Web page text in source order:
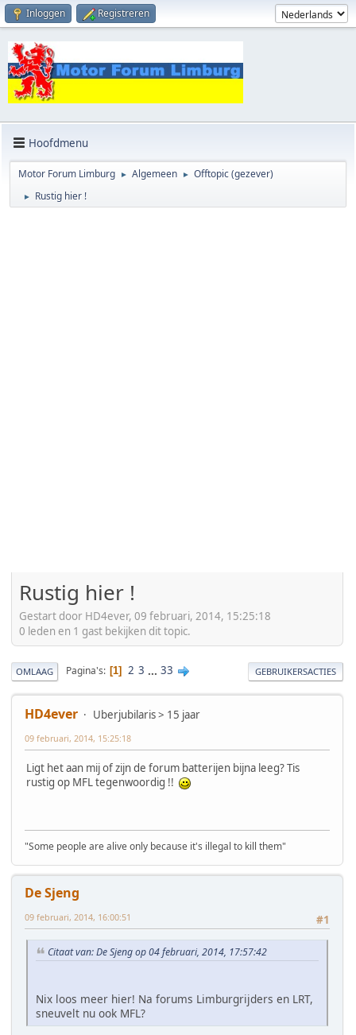
Inloggen Registreren
Hoofdmenu
Motor Forum Limburg ► Algemeen ► Offtopic (gezever)
► Rustig hier !
Rustig hier !
Gestart door HD4ever, 09 februari, 2014, 15:25:18
0 leden en 1 gast bekijken dit topic.
OMLAAG Pagina's 1 2 3 ... 33 GEBRUIKERSACTIES
HD4ever Uberjubilaris > 15 jaar
09 februari, 2014, 15:25:18
Ligt het aan mij of zijn de forum batterijen bijna leeg? Tis
rustig op MFL tegenwoordig !!
"Some people are alive only because it's illegal to kill them"
De Sjeng
#1
09 februari, 2014, 16:00:51
Citaat van: De Sjeng op 04 februari, 2014, 17:57:42
Nix loos meer hier! Na forums Limburgrijders en LRT,
sneuvelt nu ook MFL?